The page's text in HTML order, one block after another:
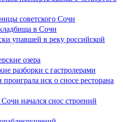
советского Сочи
в Сочи
упавшей в реку российской
озера
разборки с гастролерами
иск о сносе ресторана
начался снос строений